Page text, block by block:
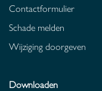
Contactformulier
Schade melden
Wijziging doorgeven
Downloaden